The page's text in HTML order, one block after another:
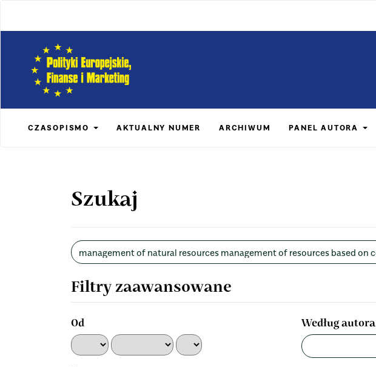
Content
Sidebar
CZASOPISMO AKTUALNY NUMER ARCHIWUM PANEL AUTORA
Szukaj
Wyszukaj
w
Filtry zaawansowane
Od Według autora